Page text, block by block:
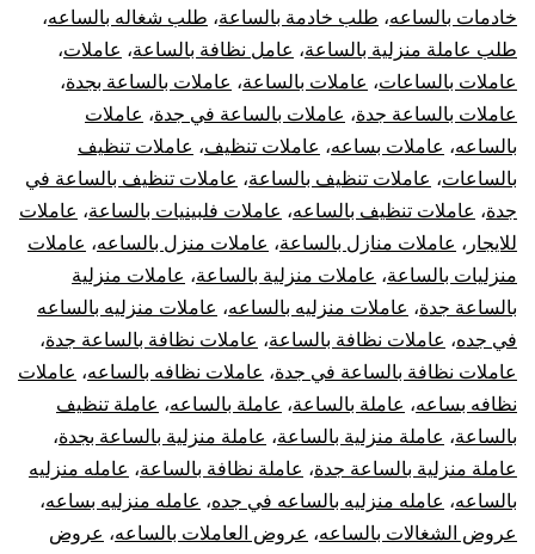
خادمات بالساعه، طلب خادمة بالساعة، طلب شغاله بالساعه،
طلب عاملة منزلية بالساعة، عامل نظافة بالساعة، عاملات،
عاملات بالساعات، عاملات بالساعة، عاملات بالساعة بجدة،
عاملات بالساعة جدة، عاملات بالساعة في جدة، عاملات
بالساعه، عاملات بساعه، عاملات تنظيف، عاملات تنظيف
بالساعات، عاملات تنظيف بالساعة، عاملات تنظيف بالساعة في
جدة، عاملات تنظيف بالساعه، عاملات فلبينيات بالساعة، عاملات
للايجار ، عاملات منازل بالساعة، عاملات منزل بالساعه، عاملات
منزليات بالساعة، عاملات منزلية بالساعة، عاملات منزلية
بالساعة جدة، عاملات منزليه بالساعه، عاملات منزليه بالساعه
في جده، عاملات نظافة بالساعة، عاملات نظافة بالساعة جدة،
عاملات نظافة بالساعة في جدة، عاملات نظافه بالساعه، عاملات
نظافه بساعه، عاملة بالساعة، عاملة بالساعه، عاملة تنظيف
بالساعة، عاملة منزلية بالساعة، عاملة منزلية بالساعة بجدة،
عاملة منزلية بالساعة جدة، عاملة نظافة بالساعة، عامله منزليه
بالساعه، عامله منزليه بالساعه في جده، عامله منزليه بساعه،
عروض الشغالات بالساعه، عروض العاملات بالساعه، عروض